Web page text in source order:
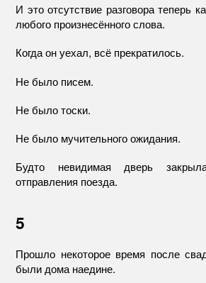
И это отсутствие разговора теперь
любого произнесённого слова.
Когда он уехал, всё прекратилось.
Не было писем.
Не было тоски.
Не было мучительного ожидания.
Будто невидимая дверь
отправления поезда.
5
Прошло некоторое время после
были дома наедине.